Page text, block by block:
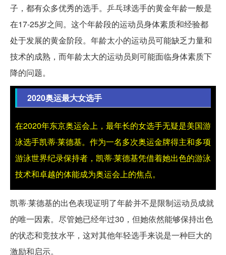
子，都有众多优秀的选手。乒乓球选手的黄金年龄一般是
在17-25岁之间。这个年龄段的运动员身体素质和经验都
处于发展的黄金阶段。年龄太小的运动员可能缺乏力量和
技术的成熟，而年龄太大的运动员则可能面临身体素质下
降的问题。
2020奥运最大女选手
在2020年东京奥运会上，最年长的女选手无疑是美国游
泳选手凯蒂·莱德基。作为一名多次奥运金牌得主和多项
游泳世界纪录保持者，凯蒂·莱德基凭借着她出色的游泳
技术和卓越的体能成为奥运会上的焦点。
凯蒂·莱德基的出色表现证明了年龄并不是限制运动员成就
的唯一因素。尽管她已经年过30，但她依然能够保持出色
的状态和竞技水平，这对其他年轻选手来说是一种巨大的
激励和启示。